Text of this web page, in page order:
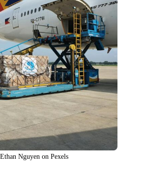
Nguyen on Pexels